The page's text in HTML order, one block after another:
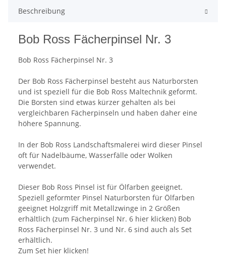
Beschreibung
Bob Ross Fächerpinsel Nr. 3
Bob Ross Fächerpinsel Nr. 3
Der Bob Ross Fächerpinsel besteht aus Naturborsten
und ist speziell für die Bob Ross Maltechnik geformt.
Die Borsten sind etwas kürzer gehalten als bei
vergleichbaren Fächerpinseln und haben daher eine
höhere Spannung.
In der Bob Ross Landschaftsmalerei wird dieser Pinsel
oft für Nadelbäume, Wasserfälle oder Wolken
verwendet.
Dieser Bob Ross Pinsel ist für Ölfarben geeignet.
Speziell geformter Pinsel Naturborsten für Ölfarben
geeignet Holzgriff mit Metallzwinge in 2 Größen
erhältlich (zum Fächerpinsel Nr. 6 hier klicken) Bob
Ross Fächerpinsel Nr. 3 und Nr. 6 sind auch als Set
erhältlich.
Zum Set hier klicken!